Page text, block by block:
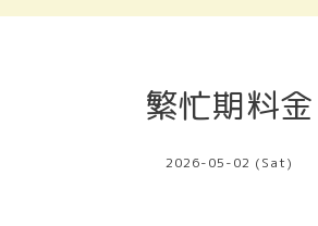
繁忙期料金
2026-05-02 (Sat)